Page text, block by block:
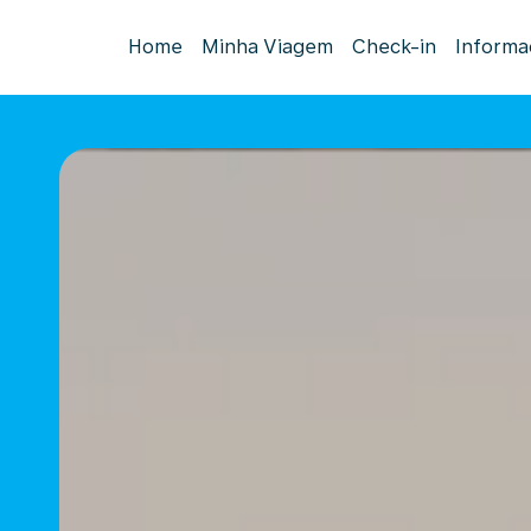
Home Minha Viagem Check-in